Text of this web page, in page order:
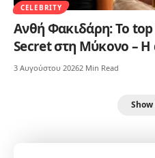
CELEBRITY
Ανθή Φακιδάρη: Το top
Secret στη Μύκονο –
3 Αυγούστου 20262 Min Read